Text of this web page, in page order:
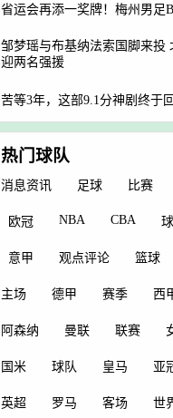
省运会再添一奖牌！梅州男足
邹梦瑶与布基纳法索国脚来投
迎两名强援
苦等3年，这部9.1分神剧终于回
热门球队
消息资讯 足球 比赛
欧冠 NBA CBA
意甲 观点评论 篮球
主场 德甲 赛季 西
阿森纳 曼联 联赛
国米 球队 皇马 亚
英超 罗马 客场 世